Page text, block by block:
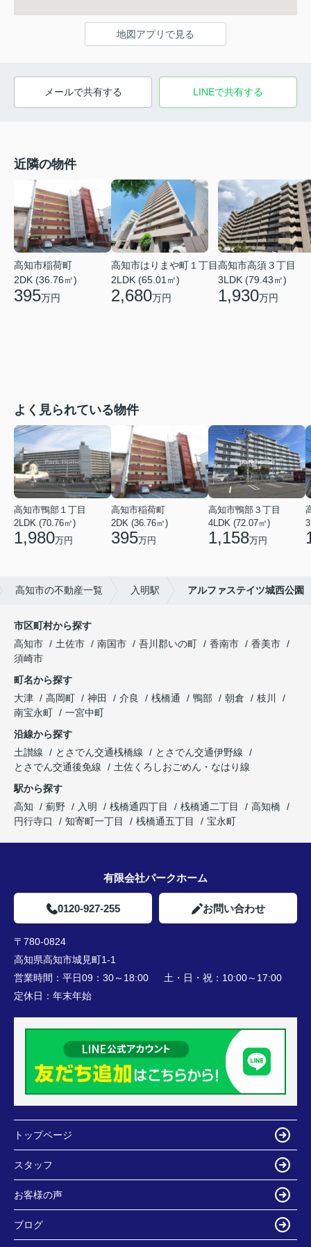
地図アプリで見る
メールで共有する LINEで共有する
近隣の物件
高知市稲荷町
2DK (36.76㎡)
395万円
高知市はりまや町１丁目
2LDK (65.01㎡)
2,680万円
高知市高須３丁目
3LDK (79.43㎡)
1,930万円
よく見られている物件
高知市鴨部１丁目
2LDK (70.76㎡)
1,980万円
高知市稲荷町
2DK (36.76㎡)
395万円
高知市鴨部３丁目
4LDK (72.07㎡)
1,158万円
高知市の不動産一覧 入明駅 アルファステイツ城西公園
市区町村から探す
高知市
土佐市 南国市 吾川郡いの町 香南市
香美市
須崎市
町名から探す
大津
高岡町 神田 介良 桟橋通 鴨部 朝倉
枝川
南宝永町
一宮中町
沿線から探す
土讃線
とさでん交通桟橋線
とさでん交通伊野線
とさでん交通後免線
土佐くろしおごめん・なはり線
駅から探す
高知
薊野 入明 桟橋通四丁目 桟橋通二丁目
高知橋
円行寺口
知寄町一丁目 桟橋通五丁目 宝永町
有限会社パークホーム
0120-927-255 お問い合わせ
〒780-0824
高知県高知市城見町1-1
営業時間： 平日09：30～18:00 土・日・祝：10:00～17:00
定休日： 年末年始
トップページ
スタッフ
お客様の声
ブログ